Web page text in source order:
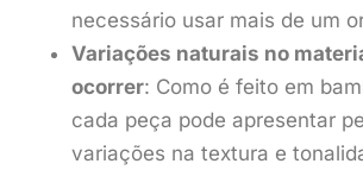
necessário usar mais de um
Variações naturais no
ocorrer: Como é feito em
cada peça pode apresentar
variações na textura e